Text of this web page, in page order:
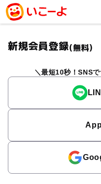
新規会員登録(無料)
最短10秒！SNSで